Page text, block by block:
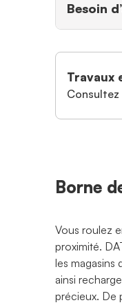
Besoin
Travaux
Borne
Vous roulez
proximité.
les magasins
ainsi
précieux. De